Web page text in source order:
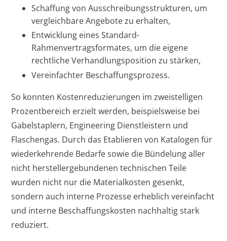
Schaffung von Ausschreibungsstrukturen, um
vergleichbare Angebote zu erhalten,
Entwicklung eines Standard-
Rahmenvertragsformates, um die eigene
rechtliche Verhandlungsposition zu stärken,
Vereinfachter Beschaffungsprozess.
So konnten Kostenreduzierungen im zweistelligen
Prozentbereich erzielt werden, beispielsweise bei
Gabelstaplern, Engineering Dienstleistern und
Flaschengas. Durch das Etablieren von Katalogen für
wiederkehrende Bedarfe sowie die Bündelung aller
nicht herstellergebundenen technischen Teile
wurden nicht nur die Materialkosten gesenkt,
sondern auch interne Prozesse erheblich vereinfacht
und interne Beschaffungskosten nachhaltig stark
reduziert.